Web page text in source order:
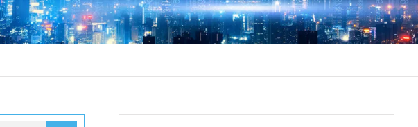
Lochsägenzubehör
Bimetall-Lochsägen
Kreissägenblatt